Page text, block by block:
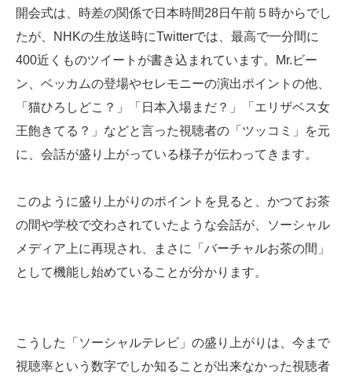
開会式は、時差の関係で日本時間28日午前５時からでし
たが、NHKの生放送時にTwitterでは、最高で一分間に
400近くものツイートが書き込まれています。Mr.ビー
ン、ベッカムの登場やセレモニーの演出ポイントの他、
「猫ひろしどこ？」「日本入場まだ？」「エリザベス女
王飽きてる？」などと言った視聴者の「ツッコミ」を元
に、会話が盛り上がっている様子が伝わってきます。
このように盛り上がりのポイントを見ると、かつてお茶
の間や学校で交わされていたような会話が、ソーシャル
メディア上に再現され、まさに「バーチャルお茶の間」
として機能し始めていることが分かります。
こうした「ソーシャルテレビ」の盛り上がりは、今まで
視聴率という数字でしか知ることが出来なかった視聴者